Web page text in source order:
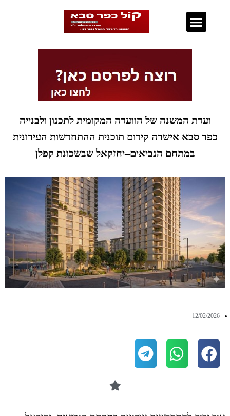
ועדת המשנה של הוועדה המקומית לתכנון ולבנייה
כפר סבא אישרה קידום תוכנית ההתחדשות העירונית
במתחם הנביאים–יחזקאל שבשכונת קפלן
12/02/2026